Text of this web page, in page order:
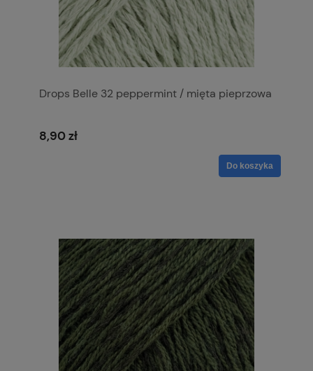
Drops Belle 32 peppermint / mięta pieprzowa
8,90 zł
Do koszyka